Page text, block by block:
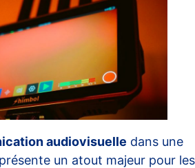
audiovisuelle dans une
un atout majeur pour les